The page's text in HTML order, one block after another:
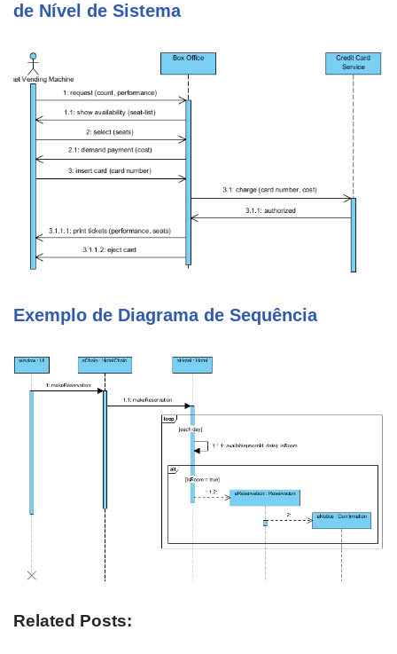
de Nível de Sistema
Exemplo de Diagrama de Sequência
Related Posts: